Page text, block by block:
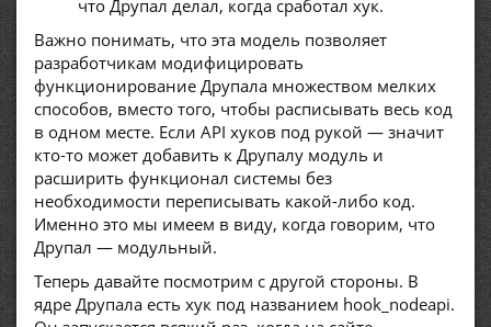
что Друпал делал, когда сработал хук.
Важно понимать, что эта модель позволяет
разработчикам модифицировать
функционирование Друпала множеством мелких
способов, вместо того, чтобы расписывать весь код
в одном месте. Если API хуков под рукой — значит
кто-то может добавить к Друпалу модуль и
расширить функционал системы без
необходимости переписывать какой-либо код.
Именно это мы имеем в виду, когда говорим, что
Друпал — модульный.
Теперь давайте посмотрим с другой стороны. В
ядре Друпала есть хук под названием hook_nodeapi.